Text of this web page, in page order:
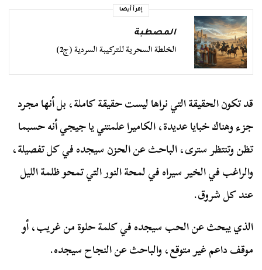
إقرأ أيضا
المصطبة
الخلطة السحرية للتركيبة السردية (ج2)
قد تكون الحقيقة التي نراها ليست حقيقة كاملة، بل أنها مجرد
جزء وهناك خبايا عديدة، الكاميرا علمتني يا جيجي أنه حسبما
تظن وتنتظر سترى، الباحث عن الحزن سيجده في كل تفصيلة،
والراغب في الخير سيراه في لمحة النور التي تمحو ظلمة الليل
عند كل شروق.
الذي يبحث عن الحب سيجده في كلمة حلوة من غريب، أو
موقف داعم غير متوقع، والباحث عن النجاح سيجده.